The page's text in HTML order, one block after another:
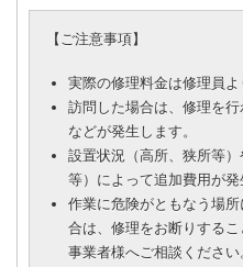
【 ご注意事項】
実際の修理料金は修理員よ
訪問した場合は、修理を
などが発生します。
設置状況（高所、狭所等
等）によって追加費用が発
作業に危険がともなう場
合は、修理をお断りする
事業者様へご相談ください